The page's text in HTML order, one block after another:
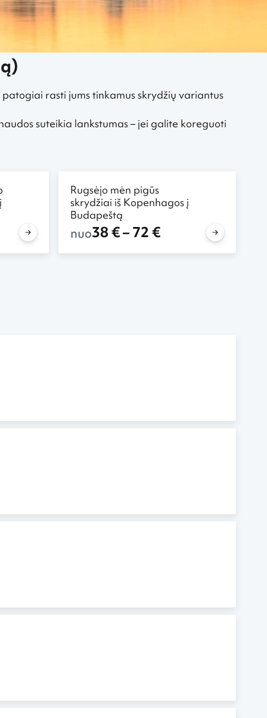
rasti jums tinkamus skrydžių variantus
suteikia lankstumas – jei galite koreguoti
Rugsėjo mėn pigūs
skrydžiai iš Kopenhagos į
Budapeštą
nuo38 € – 72 €